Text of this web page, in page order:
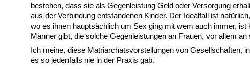
bestehen, dass sie als Gegenleistung Geld oder Versorgung
aus der Verbindung entstandenen Kinder. Der Idealfall ist
wo es ihnen hauptsächlich um Sex ging mit wem auch immer,
Männer gibt, die solche Gegenleistungen an Frauen, vor allem
Ich meine, diese Matriarchatsvorstellungen von Gesellschaften,
es so jedenfalls nie in der Praxis gab.